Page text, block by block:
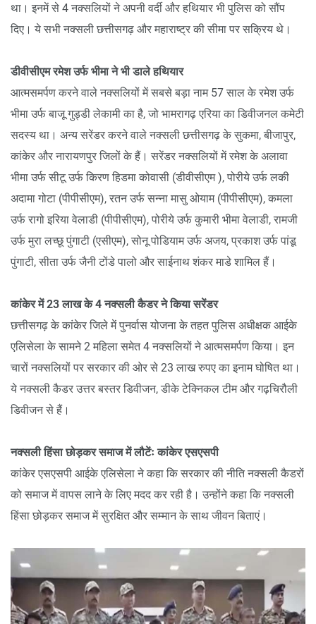
था। इनमें से 4 नक्सलियों ने अपनी वर्दी और हथियार भी पुलिस को सौंप
दिए। ये सभी नक्सली छत्तीसगढ़ और महाराष्ट्र की सीमा पर सक्रिय थे।
डीवीसीएम रमेश उर्फ भीमा ने भी डाले हथियार
आत्मसमर्पण करने वाले नक्सलियों में सबसे बड़ा नाम 57 साल के रमेश उर्फ
भीमा उर्फ बाजू गुड्डी लेकामी का है, जो भामरागढ़ एरिया का डिवीजनल कमेटी
सदस्य था। अन्य सरेंडर करने वाले नक्सली छत्तीसगढ़ के सुकमा, बीजापुर,
कांकेर और नारायणपुर जिलों के हैं। सरेंडर नक्सलियों में रमेश के अलावा
भीमा उर्फ सीटू उर्फ किरण हिडमा कोवासी (डीवीसीएम ), पोरीये उर्फ लकी
अदामा गोटा (पीपीसीएम), रतन उर्फ सन्ना मासु ओयाम (पीपीसीएम), कमला
उर्फ रागो इरिया वेलाडी (पीपीसीएम), पोरीये उर्फ कुमारी भीमा वेलाडी, रामजी
उर्फ मुरा लच्छू पुंगाटी (एसीएम), सोनू पोडियाम उर्फ अजय, प्रकाश उर्फ पांडू
पुंगाटी, सीता उर्फ जैनी टोंडे पालो और साईनाथ शंकर माडे शामिल हैं।
कांकेर में 23 लाख के 4 नक्सली कैडर ने किया सरेंडर
छत्तीसगढ़ के कांकेर जिले में पुनर्वास योजना के तहत पुलिस अधीक्षक आईके
एलिसेला के सामने 2 महिला समेत 4 नक्सलियों ने आत्मसमर्पण किया। इन
चारों नक्सलियों पर सरकार की ओर से 23 लाख रुपए का इनाम घोषित था।
ये नक्सली कैडर उत्तर बस्तर डिवीजन, डीके टेक्निकल टीम और गढ़चिरौली
डिवीजन से हैं।
नक्सली हिंसा छोड़कर समाज में लौटेंः कांकेर एसएसपी
कांकेर एसएसपी आईके एलिसेला ने कहा कि सरकार की नीति नक्सली कैडरों
को समाज में वापस लाने के लिए मदद कर रही है। उन्होंने कहा कि नक्सली
हिंसा छोड़कर समाज में सुरक्षित और सम्मान के साथ जीवन बिताएं।